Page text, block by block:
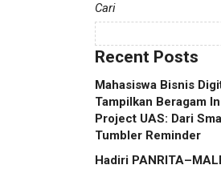
Cari
Recent Posts
Mahasiswa Bisnis
Tampilkan Beragam
Project UAS: Dari
Tumbler Reminder
Hadiri